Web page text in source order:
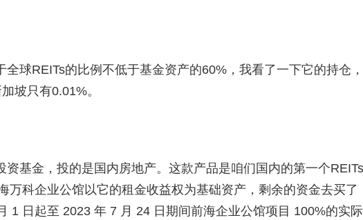
全球REITs的比例不低于基金资产的60%，我看了一下它的持仓，
坡只有0.01%。
资基金，投的是国内房地产。这款产品是咱们国内的第一个REITs
科企业公馆以它的租金收益权为基础资产，剩余的资金去买了
1 日起至 2023 年 7 月 24 日期间前海企业公馆项目 100%的实际